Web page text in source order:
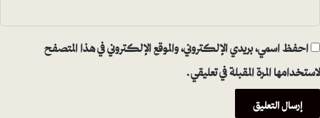
احفظ اسمي، بريدي الإلكتروني، والموقع الإلكتروني في هذا المتصفح
لاستخدامها المرة المقبلة في تعليقي.